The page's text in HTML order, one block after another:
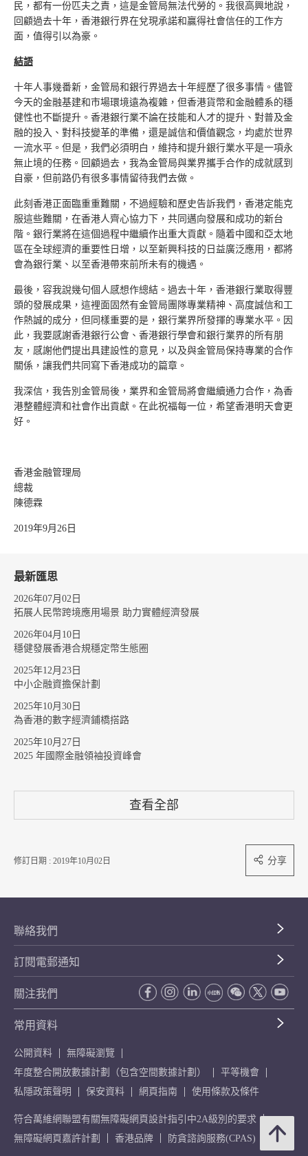
民，都有一份匹夫之責，這是金管局無法代勞的。我很高興地說，
回顧過去十年，香港銀行界在兌現承諾和贏得社會信任的工作方
面，值得引以為豪。
結語
十年人事幾番新，金管局和銀行界過去十年經歷了很多事情。儘管
今天的金融基建和市場環境遠為複雜，但香港貨幣和金融體系的穩
健性也不斷提升。香港銀行業不論在技能和人才的提升、對普及金
融的投入、對科技變革的準備，還是誠信和價值觀念，均處於世界
一流水平。但是，我們必須明白，維持和提升銀行業水平是一項永
無止境的任務。回顧過去，我為金管局與業界攜手合作的成就感到
自豪，但前路仍有很多事情留待我們去做。
此刻香港正面臨重重難關，不過經驗和歷史告訴我們，香港定能克
服這些難關，在香港人齊心協力下，共同邁向發展和成功的新台
階。銀行業將在這個過程中繼續作出重大貢獻。隨着中國和亞太地
區在全球經濟的重要性日增，以至新興科技的日益廣泛應用，都將
會為銀行業、以至香港帶來前所未有的機遇。
最後，容我說幾句個人感想作總結。過去十年，香港銀行業取得豐
頭的發展成果，這裡面固然有金管局團隊專業精神、高度誠信和工
作熱誠的成分，但同樣重要的是，銀行業界所發揮的專業水平。因
此，我要感謝香港銀行公會、香港銀行學會和銀行業界的所有朋
友，感謝他們提出具建設性的意見，以及與金管局保持專業的合作
關係，讓我們共同寫下香港成功的篇章。
我深信，我告別金管局後，業界和金管局將會繼續通力合作，為香
港整體經濟和社會作出貢獻。在此祝福每一位，希望香港明天會更
好。
香港金融管理局
總裁
陳德霖
2019年9月26日
最新匯思
2026年07月02日
拓展人民幣跨境應用場景 助力實體經濟發展
2026年04月10日
穩健發展香港合規穩定幣生態圈
2025年12月23日
中小企融資擔保計劃
2025年10月30日
為香港的數字經濟鋪橋搭路
2025年10月27日
2025 年國際金融領袖投資峰會
查看全部
修訂日期 : 2019年10月02日 分享
聯絡我們
訂閱電郵通知
關注我們
常用資料
公開資料
無障礙瀏覽
年度整合開放數據計劃（包含空間數據計劃）
平等機會
私隱政策聲明
保安資料 網頁指南 使用條款及條件
符合萬維網聯盟有關無障礙網頁設計指引中2A級別的要求
無障礙網頁嘉許計劃
香港品牌 防貪諮詢服務(CPAS)